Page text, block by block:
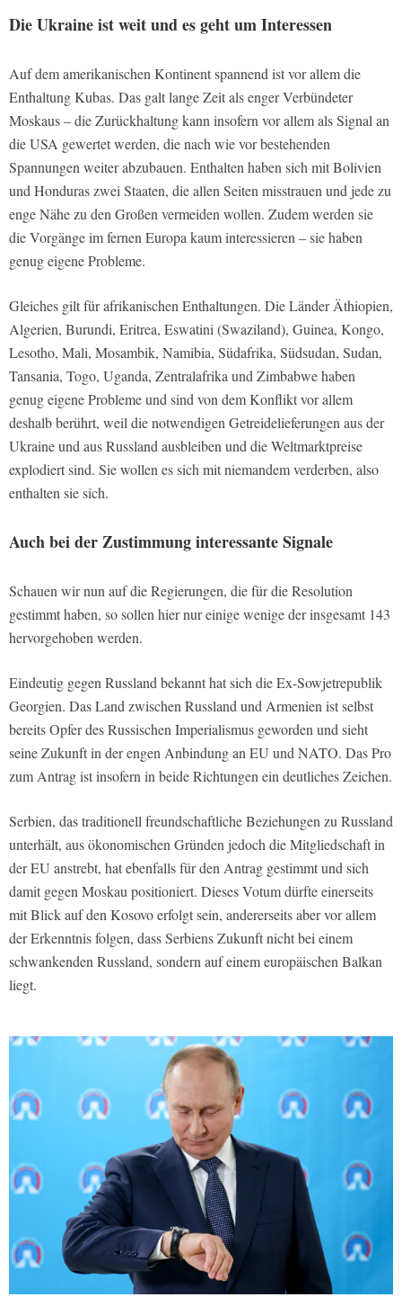
Die Ukraine ist weit und es geht um Interessen
Auf dem amerikanischen Kontinent spannend ist vor allem die
Enthaltung Kubas. Das galt lange Zeit als enger Verbündeter
Moskaus – die Zurückhaltung kann insofern vor allem als Signal an
die USA gewertet werden, die nach wie vor bestehenden
Spannungen weiter abzubauen. Enthalten haben sich mit Bolivien
und Honduras zwei Staaten, die allen Seiten misstrauen und jede zu
enge Nähe zu den Großen vermeiden wollen. Zudem werden sie
die Vorgänge im fernen Europa kaum interessieren – sie haben
genug eigene Probleme.
Gleiches gilt für afrikanischen Enthaltungen. Die Länder Äthiopien,
Algerien, Burundi, Eritrea, Eswatini (Swaziland), Guinea, Kongo,
Lesotho, Mali, Mosambik, Namibia, Südafrika, Südsudan, Sudan,
Tansania, Togo, Uganda, Zentralafrika und Zimbabwe haben
genug eigene Probleme und sind von dem Konflikt vor allem
deshalb berührt, weil die notwendigen Getreidelieferungen aus der
Ukraine und aus Russland ausbleiben und die Weltmarktpreise
explodiert sind. Sie wollen es sich mit niemandem verderben, also
enthalten sie sich.
Auch bei der Zustimmung interessante Signale
Schauen wir nun auf die Regierungen, die für die Resolution
gestimmt haben, so sollen hier nur einige wenige der insgesamt 143
hervorgehoben werden.
Eindeutig gegen Russland bekannt hat sich die Ex-Sowjetrepublik
Georgien. Das Land zwischen Russland und Armenien ist selbst
bereits Opfer des Russischen Imperialismus geworden und sieht
seine Zukunft in der engen Anbindung an EU und NATO. Das Pro
zum Antrag ist insofern in beide Richtungen ein deutliches Zeichen.
Serbien, das traditionell freundschaftliche Beziehungen zu Russland
unterhält, aus ökonomischen Gründen jedoch die Mitgliedschaft in
der EU anstrebt, hat ebenfalls für den Antrag gestimmt und sich
damit gegen Moskau positioniert. Dieses Votum dürfte einerseits
mit Blick auf den Kosovo erfolgt sein, andererseits aber vor allem
der Erkenntnis folgen, dass Serbiens Zukunft nicht bei einem
schwankenden Russland, sondern auf einem europäischen Balkan
liegt.